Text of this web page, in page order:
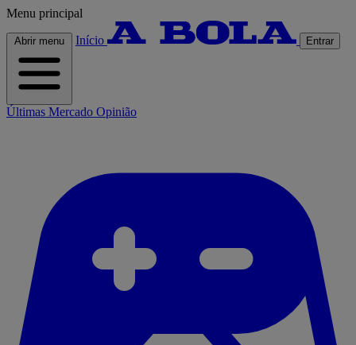
Menu principal
Abrir menu Início Entrar
Últimas Mercado Opinião